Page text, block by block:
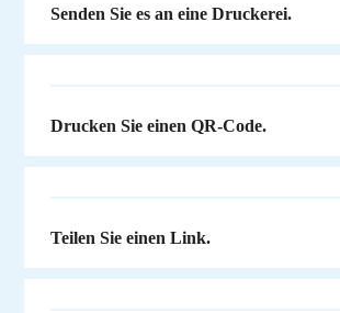
Senden Sie es an eine Druckerei.
Drucken Sie einen QR-Code.
Teilen Sie einen Link.